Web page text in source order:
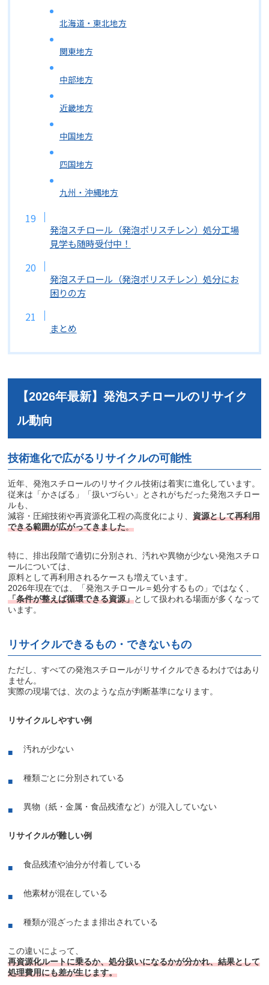
北海道・東北地方
関東地方
中部地方
近畿地方
中国地方
四国地方
九州・沖縄地方
発泡スチロール（発泡ポリスチレン）処分工場
見学も随時受付中！
発泡スチロール（発泡ポリスチレン）処分にお
困りの方
まとめ
【2026年最新】発泡スチロールのリサイク
ル動向
技術進化で広がるリサイクルの可能性
近年、発泡スチロールのリサイクル技術は着実に進化しています。
従来は「かさばる」「扱いづらい」とされがちだった発泡スチロー
ルも、
減容・圧縮技術や再資源化工程の高度化により、資源として再利用
できる範囲が広がってきました。
特に、排出段階で適切に分別され、汚れや異物が少ない発泡スチロ
ールについては、
原料として再利用されるケースも増えています。
2026年現在では、「発泡スチロール＝処分するもの」ではなく、
「条件が整えば循環できる資源」として扱われる場面が多くなって
います。
リサイクルできるもの・できないもの
ただし、すべての発泡スチロールがリサイクルできるわけではあり
ません。
実際の現場では、次のような点が判断基準になります。
リサイクルしやすい例
汚れが少ない
種類ごとに分別されている
異物（紙・金属・食品残渣など）が混入していない
リサイクルが難しい例
食品残渣や油分が付着している
他素材が混在している
種類が混ざったまま排出されている
この違いによって、
再資源化ルートに乗るか、処分扱いになるかが分かれ、結果として
処理費用にも差が生じます。